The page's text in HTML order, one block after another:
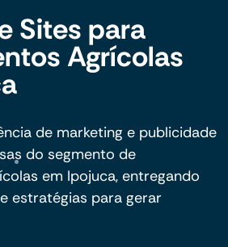
Sites para
Agrícolas
de marketing e publicidade
do segmento de
em Ipojuca, entregando
estratégias para gerar